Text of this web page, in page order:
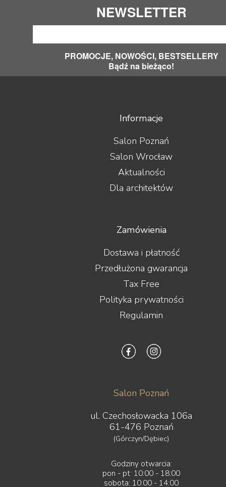
NEWSLETTER
PROMOCJE, NOWOŚCI, BESTSELLERY
Bądź na bieżąco!
Informacje
Salon Poznań
Salon Wrocław
Aktualności
Dla architektów
Zamówienia
Dostawa i płatność
Przedłużona gwarancja
Tax Free
Polityka prywatności
Regulamin
Salon Poznań
ul. Czechosłowacka 106a
61-476 Poznań
(Górczyn/Dębiec)
Godziny otwarcia:
pon - pt: 10:00 - 18:00
sobota: 10:00 - 14:00